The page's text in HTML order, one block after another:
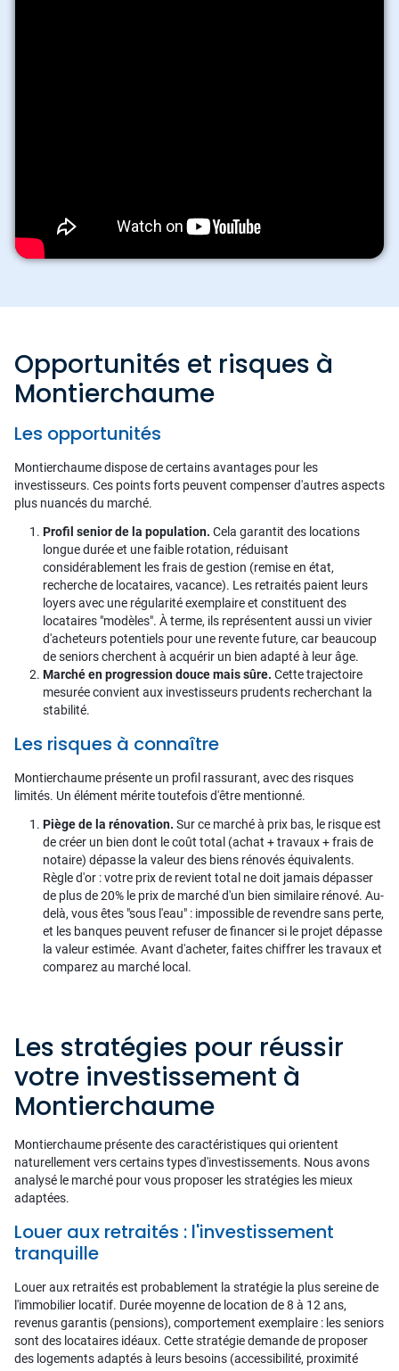
Opportunités et risques à
Montierchaume
Les opportunités
Montierchaume dispose de certains avantages pour les
investisseurs. Ces points forts peuvent compenser d'autres aspects
plus nuancés du marché.
Profil senior de la population. Cela garantit des locations
longue durée et une faible rotation, réduisant
considérablement les frais de gestion (remise en état,
recherche de locataires, vacance). Les retraités paient leurs
loyers avec une régularité exemplaire et constituent des
locataires "modèles". À terme, ils représentent aussi un vivier
d'acheteurs potentiels pour une revente future, car beaucoup
de seniors cherchent à acquérir un bien adapté à leur âge.
Marché en progression douce mais sûre. Cette trajectoire
mesurée convient aux investisseurs prudents recherchant la
stabilité.
Les risques à connaître
Montierchaume présente un profil rassurant, avec des risques
limités. Un élément mérite toutefois d'être mentionné.
Piège de la rénovation. Sur ce marché à prix bas, le risque est
de créer un bien dont le coût total (achat + travaux + frais de
notaire) dépasse la valeur des biens rénovés équivalents.
Règle d'or : votre prix de revient total ne doit jamais dépasser
de plus de 20% le prix de marché d'un bien similaire rénové. Au-
delà, vous êtes "sous l'eau" : impossible de revendre sans perte,
et les banques peuvent refuser de financer si le projet dépasse
la valeur estimée. Avant d'acheter, faites chiffrer les travaux et
comparez au marché local.
Les stratégies pour réussir
votre investissement à
Montierchaume
Montierchaume présente des caractéristiques qui orientent
naturellement vers certains types d'investissements. Nous avons
analysé le marché pour vous proposer les stratégies les mieux
adaptées.
Louer aux retraités : l'investissement
tranquille
Louer aux retraités est probablement la stratégie la plus sereine de
l'immobilier locatif. Durée moyenne de location de 8 à 12 ans,
revenus garantis (pensions), comportement exemplaire : les seniors
sont des locataires idéaux. Cette stratégie demande de proposer
des logements adaptés à leurs besoins (accessibilité, proximité